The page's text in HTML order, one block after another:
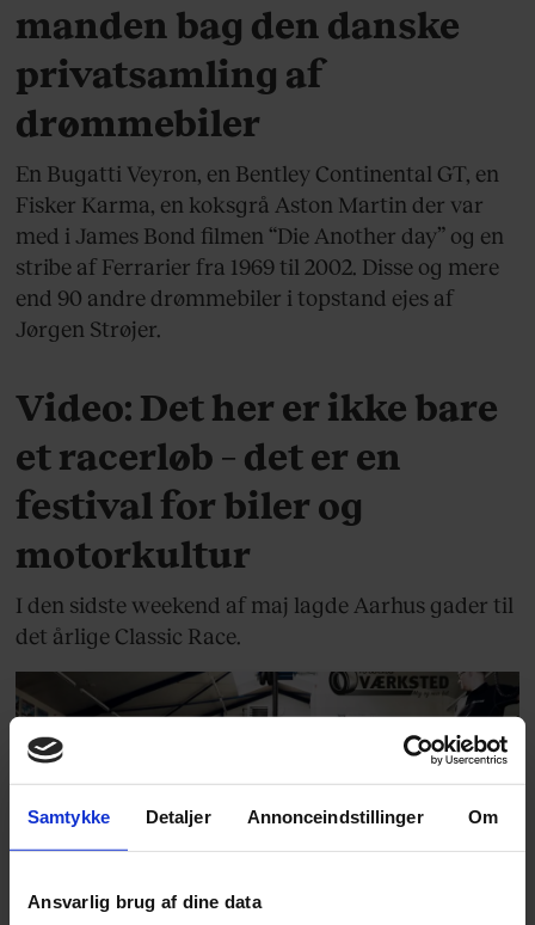
Samtykke Detaljer Annonceindstillinger Om
Ansvarlig brug af dine data
manden bag den danske
privatsamling af
drømmebiler
En Bugatti Veyron, en Bentley Continental GT, en
Fisker Karma, en koksgrå Aston Martin der var
med i James Bond filmen “Die Another day” og en
stribe af Ferrarier fra 1969 til 2002. Disse og mere
end 90 andre drømmebiler i topstand ejes af
Jørgen Strøjer.
MOTOR
Video: Det her er ikke bare
et racerløb – det er en
festival for biler og
motorkultur
I den sidste weekend af maj lagde Aarhus gader til
det årlige Classic Race.